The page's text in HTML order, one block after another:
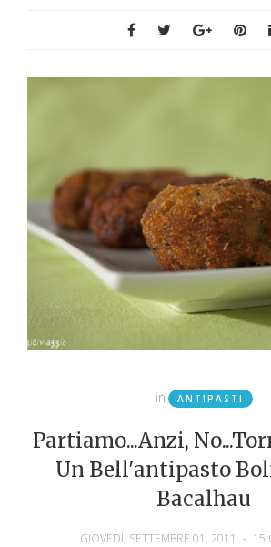
in ANTIPASTI
Partiamo...anzi,
Un Bell'antipasto
Bacalhau
GIOVEDÌ, SETTEMBRE 01, 2011 - 15